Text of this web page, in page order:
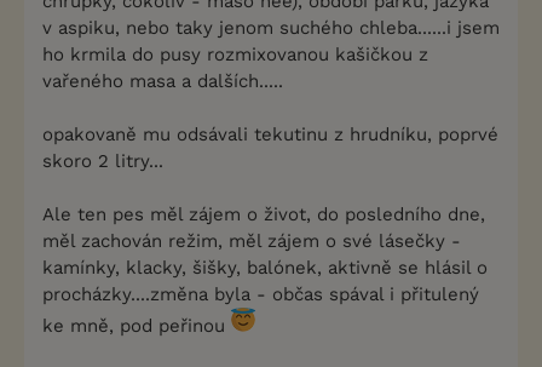
v aspiku, nebo taky jenom suchého chleba......i jsem
ho krmila do pusy rozmixovanou kašičkou z
vařeného masa a dalších.....
opakovaně mu odsávali tekutinu z hrudníku, poprvé
skoro 2 litry...
Ale ten pes měl zájem o život, do posledního dne,
měl zachován režim, měl zájem o své lásečky -
kamínky, klacky, šišky, balónek, aktivně se hlásil o
procházky....změna byla - občas spával i přitulený
ke mně, pod peřinou